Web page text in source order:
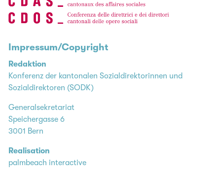
Impressum/Copyright
Redaktion
Konferenz der kantonalen Sozialdirektorinnen und
Sozialdirektoren (SODK)
Generalsekretariat
Speichergasse 6
3001 Bern
Realisation
palmbeach interactive